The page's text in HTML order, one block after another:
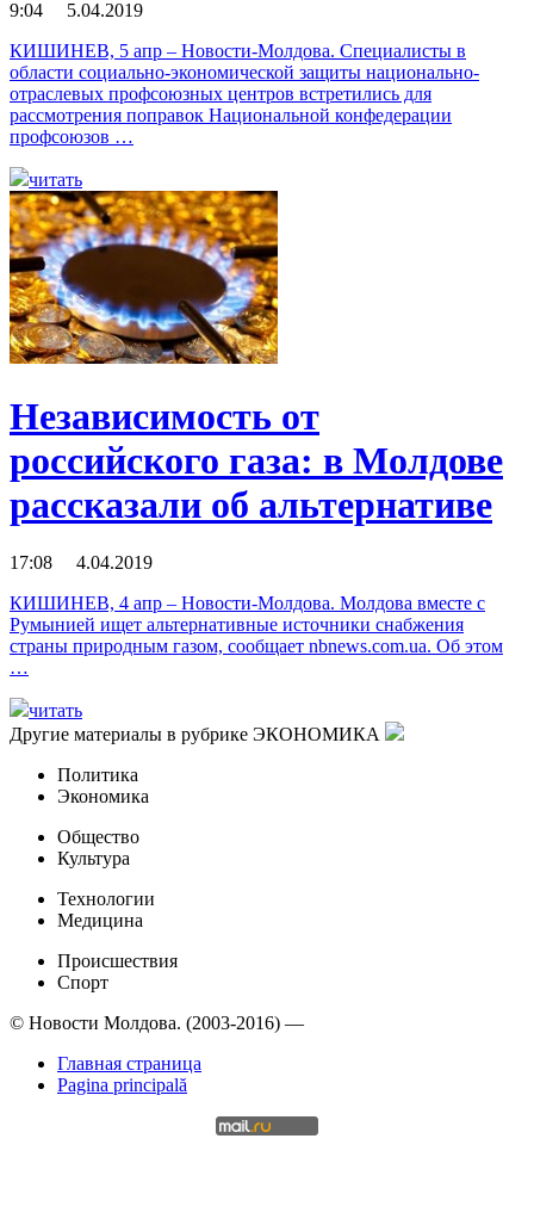
9:04 5.04.2019
КИШИНЕВ, 5 апр – Новости-Молдова. Специалисты в
области социально-экономической защиты национально-
отраслевых профсоюзных центров встретились для
рассмотрения поправок Национальной конфедерации
профсоюзов …
читать
Независимость от
российского газа: в Молдове
рассказали об альтернативе
17:08 4.04.2019
КИШИНЕВ, 4 апр – Новости-Молдова. Молдова вместе с
Румынией ищет альтернативные источники снабжения
страны природным газом, сообщает nbnews.com.ua. Об этом
…
читать
Другие материалы в рубрике ЭКОНОМИКА
Политика
Экономика
Общество
Культура
Технологии
Медицина
Происшествия
Спорт
© Новости Молдова. (2003-2016) —
Главная страница
Pagina principală